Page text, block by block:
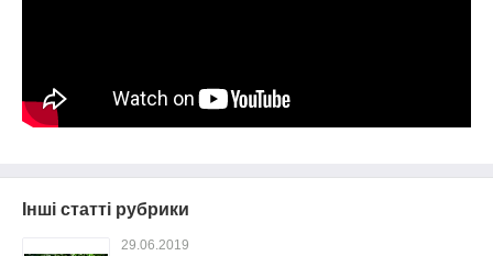
Інші статті рубрики
29.06.2019